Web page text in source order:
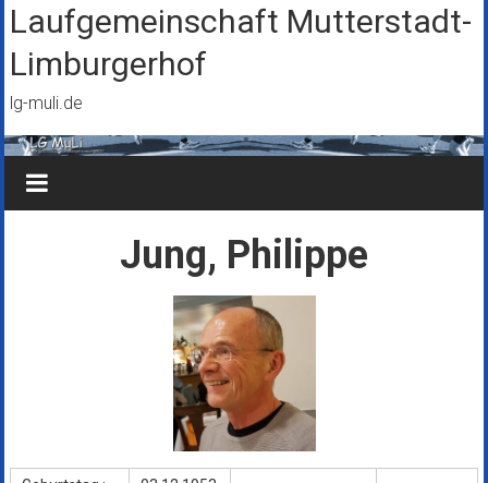
Zum
Inhalt
springen
Laufgemeinschaft Mutterstadt-
Limburgerhof
lg-muli.de
Jung, Philippe